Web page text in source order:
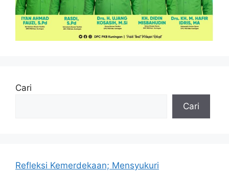
Cari
Cari
Refleksi Kemerdekaan; Mensyukuri